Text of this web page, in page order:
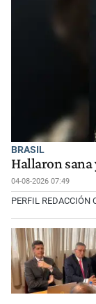
BRASIL
Hallaron sana
04-08-2026 07:49
PERFIL REDACCIÓN